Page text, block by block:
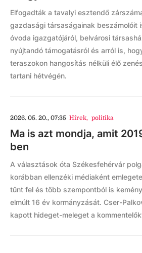
Elfogadták a tavalyi esztendő
gazdasági társaságainak beszámolóit
óvoda igazgatójáról, belvárosi
nyújtandó támogatásról és arról is,
teraszokon hangosítás nélküli élő
tartani hétvégén.
2026. 05. 20., 07:35 Hírek, politika
Ma is azt mondja, amit
ben
A választások óta Székesfehérvár
korábban ellenzéki médiaként
tűnt fel és több szempontból is
elmúlt 16 év kormányzását. Cser-
kapott hideget-meleget a